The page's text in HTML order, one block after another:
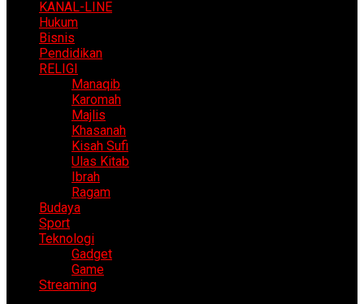
KANAL-LINE
Hukum
Bisnis
Pendidikan
RELIGI
Manaqib
Karomah
Majlis
Khasanah
Kisah Sufi
Ulas Kitab
Ibrah
Ragam
Budaya
Sport
Teknologi
Gadget
Game
Streaming